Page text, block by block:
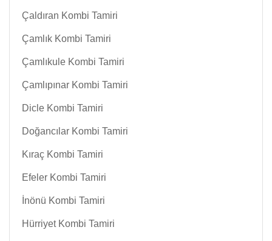
Çaldıran Kombi Tamiri
Çamlık Kombi Tamiri
Çamlıkule Kombi Tamiri
Çamlıpınar Kombi Tamiri
Dicle Kombi Tamiri
Doğancılar Kombi Tamiri
Kıraç Kombi Tamiri
Efeler Kombi Tamiri
İnönü Kombi Tamiri
Hürriyet Kombi Tamiri